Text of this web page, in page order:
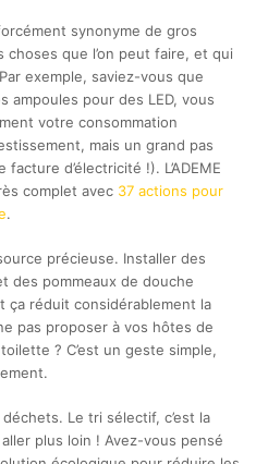
synonyme de gros
que l’on peut faire, et qui
exemple, saviez-vous que
ampoules pour des LED, vous
votre consommation
mais un grand pas
d’électricité !). L’ADEME
complet avec 37 actions pour
.
précieuse. Installer des
des pommeaux de douche
ça réduit considérablement la
pas proposer à vos hôtes de
? C’est un geste simple,
Le tri sélectif, c’est la
plus loin ! Avez-vous pensé